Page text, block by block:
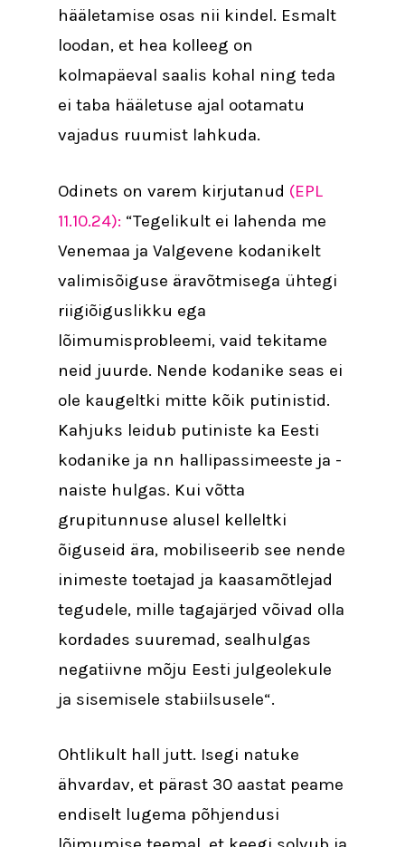
hääletamise osas nii kindel. Esmalt
loodan, et hea kolleeg on
kolmapäeval saalis kohal ning teda
ei taba hääletuse ajal ootamatu
vajadus ruumist lahkuda.
Odinets on varem kirjutanud (EPL
11.10.24): “Tegelikult ei lahenda me
Venemaa ja Valgevene kodanikelt
valimisõiguse äravõtmisega ühtegi
riigiõiguslikku ega
lõimumisprobleemi, vaid tekitame
neid juurde. Nende kodanike seas ei
ole kaugeltki mitte kõik putinistid.
Kahjuks leidub putiniste ka Eesti
kodanike ja nn hallipassimeeste ja -
naiste hulgas. Kui võtta
grupitunnuse alusel kelleltki
õiguseid ära, mobiliseerib see nende
inimeste toetajad ja kaasamõtlejad
tegudele, mille tagajärjed võivad olla
kordades suuremad, sealhulgas
negatiivne mõju Eesti julgeolekule
ja sisemisele stabiilsusele“.
Ohtlikult hall jutt. Isegi natuke
ähvardav, et pärast 30 aastat peame
endiselt lugema põhjendusi